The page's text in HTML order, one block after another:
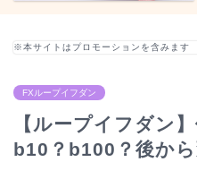
※本サイトはプロモーションを含みます
FXループイフダン
【ループイフダン
b10？b100？後か